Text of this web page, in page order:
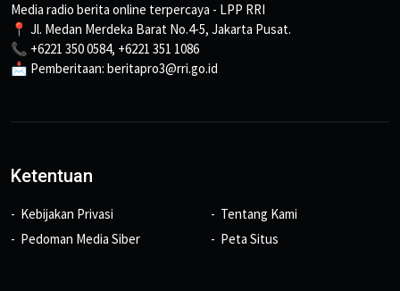
Media radio berita online terpercaya - LPP RRI
📍 Jl. Medan Merdeka Barat No.4-5, Jakarta Pusat.
📞 +6221 350 0584, +6221 351 1086
📩 Pemberitaan: beritapro3@rri.go.id
Ketentuan
Kebijakan Privasi
Pedoman Media Siber
Tentang Kami
Peta Situs